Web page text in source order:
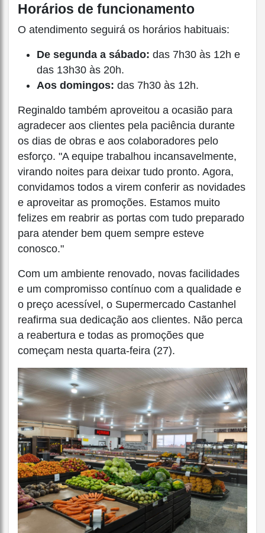
Horários de funcionamento
O atendimento seguirá os horários habituais:
De segunda a sábado: das 7h30 às 12h e
das 13h30 às 20h.
Aos domingos: das 7h30 às 12h.
Reginaldo também aproveitou a ocasião para
agradecer aos clientes pela paciência durante
os dias de obras e aos colaboradores pelo
esforço. "A equipe trabalhou incansavelmente,
virando noites para deixar tudo pronto. Agora,
convidamos todos a virem conferir as novidades
e aproveitar as promoções. Estamos muito
felizes em reabrir as portas com tudo preparado
para atender bem quem sempre esteve
conosco."
Com um ambiente renovado, novas facilidades
e um compromisso contínuo com a qualidade e
o preço acessível, o Supermercado Castanhel
reafirma sua dedicação aos clientes. Não perca
a reabertura e todas as promoções que
começam nesta quarta-feira (27).